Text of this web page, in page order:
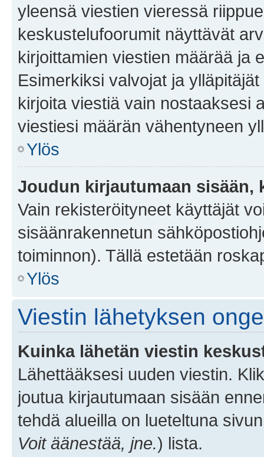
yleensä viestien vieressä
keskustelufoorumit näyttävät
kirjoittamien viestien määrää ja
Esimerkiksi valvojat ja
kirjoita viestiä vain nostaaksesi
viestiesi määrän vähentyneen
Ylös
Joudun kirjautumaan sisään,
Vain rekisteröityneet käyttäjät
sisäänrakennetun
toiminnon). Tällä estetään
Ylös
Viestin lähetyksen
Kuinka lähetän viestin
Lähettääksesi uuden viestin.
joutua kirjautumaan sisään
tehdä alueilla on lueteltuna
Voit äänestää, jne.) lista.